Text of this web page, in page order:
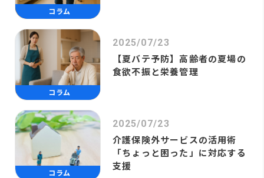
コラム
コラム
2025/07/23
【夏バテ予防】高齢者の夏場の
食欲不振と栄養管理
コラム
2025/07/23
介護保険外サービスの活用術
「ちょっと困った」に対応する
支援